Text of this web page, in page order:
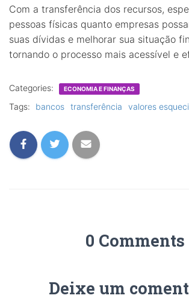
Com a transferência dos recursos,
pessoas físicas quanto empresas
suas dívidas e melhorar sua situação
tornando o processo mais acessível e
Categories: ECONOMIA E FINANÇAS
Tags: bancos transferência valores
0 Comments
Deixe um